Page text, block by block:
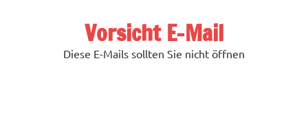
Vorsicht E-Mail
Diese E-Mails sollten Sie nicht öffnen